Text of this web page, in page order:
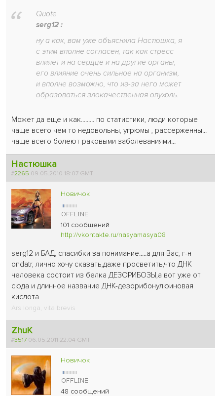
Quote
serg12 :
ну а как, вам уже объяснила Настюшка, я
с этим вполне согласен, так как стресс
влияет и на сердце и на другие органы,
его влияние очень сильное на организм,
и вполне возможно, что из-за него может
образоваться злокачественная опухоль.
Может да еще и как......... по статистики, люди которые
чаще всего чем то недовольны, угрюмы , рассерженны...
чаще всего болеют раковыми заболеваниями...
Настюшка
#2265 09.05.2010 18:07 GMT
Новичок
101 сообщений
http://vkontakte.ru/nasyamasya08
serg12 и БАД, спасибки за понимание.....а для Вас, г-н
ondatr, лично хочу сказать,даже просветить,что ДНК
человека состоит из белка ДЕЗОРИБОЗЫ,а вот уже от
сюда и длинное название ДНК-дезорибонулюиновая
кислота
Ars longa, vita brevis
ZhuK
#3517 06.05.2011 22:04 GMT
Новичок
48 сообщений